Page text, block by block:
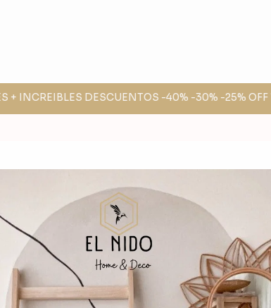
INCREIBLES DESCUENTOS -40% -30% -25% OFF 💣